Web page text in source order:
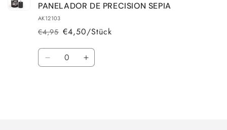
PANELADOR DE PRECISION SEPIA
AK12103
Normaler
Preis
€4,95
Verkaufspreis€4,50/Stück
Anzahl
VerringereErhöhe